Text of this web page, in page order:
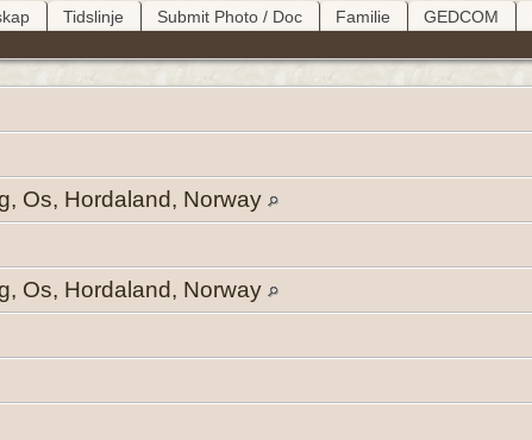
Tidslinje Submit Photo / Doc Familie GEDCOM
Os, Hordaland, Norway
Os, Hordaland, Norway